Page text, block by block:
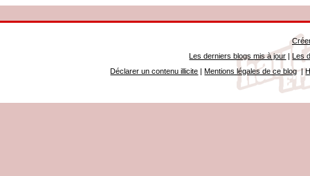
Les derniers blogs mis à jour |Les
Déclarer un contenu illicite |Mentions légales de ce blog|